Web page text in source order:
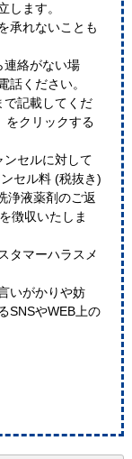
します。
承れないことも
絡がない場
話ください。
記載してくだ
をクリックする
セルに対して
セル料 (税抜き)
浄液薬剤のご返
徴収いたしま
タマーハラスメ
いがかりや妨
SNSやWEB上の